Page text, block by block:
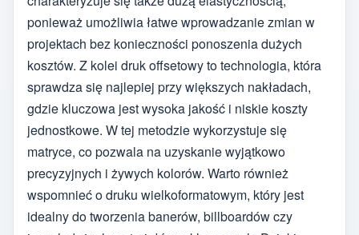
ponieważ umożliwia łatwe wprowadzanie zmian w
projektach bez konieczności ponoszenia dużych
kosztów. Z kolei druk offsetowy to technologia, która
sprawdza się najlepiej przy większych nakładach,
gdzie kluczowa jest wysoka jakość i niskie koszty
jednostkowe. W tej metodzie wykorzystuje się
matryce, co pozwala na uzyskanie wyjątkowo
precyzyjnych i żywych kolorów. Warto również
wspomnieć o druku wielkoformatowym, który jest
idealny do tworzenia banerów, billboardów czy